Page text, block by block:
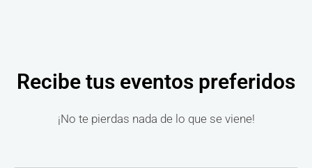
Recibe tus eventos preferidos
¡No te pierdas nada de lo que se viene!